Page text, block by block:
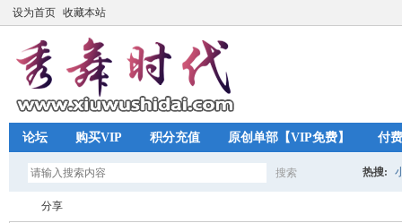
设为首页 收藏本站
论坛 购买VIP 积分充值 原创单部【VIP免费】 付
搜索 热搜:
分享